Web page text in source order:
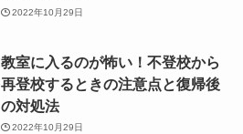
2022年10月29日
教室に入るのが怖い！不登校から
再登校するときの注意点と復帰後
の対処法
2022年10月29日